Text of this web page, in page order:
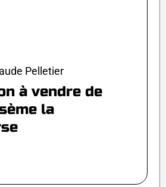
Pelletier
à vendre de
la